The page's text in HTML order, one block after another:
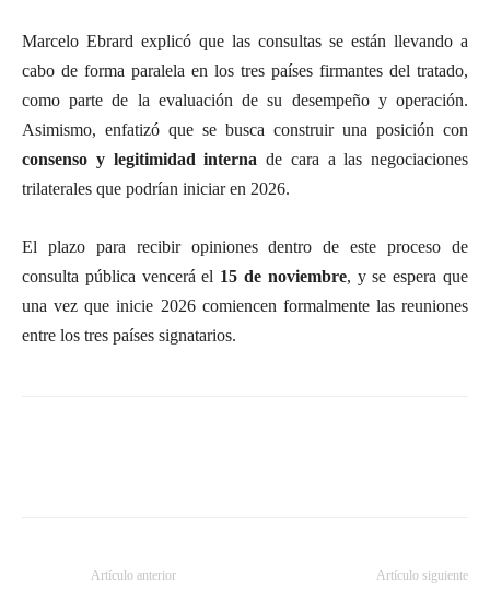
Marcelo Ebrard explicó que las consultas se están llevando a
cabo de forma paralela en los tres países firmantes del tratado,
como parte de la evaluación de su desempeño y operación.
Asimismo, enfatizó que se busca construir una posición con
consenso y legitimidad interna de cara a las negociaciones
trilaterales que podrían iniciar en 2026.
El plazo para recibir opiniones dentro de este proceso de
consulta pública vencerá el 15 de noviembre, y se espera que
una vez que inicie 2026 comiencen formalmente las reuniones
entre los tres países signatarios.
Artículo anterior Artículo siguiente